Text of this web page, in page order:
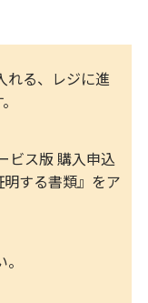
る、レジに進
ス版 購入申込
する書類』をア